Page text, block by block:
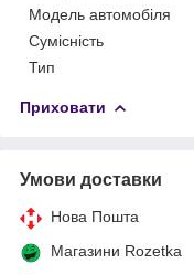
Модель автомобіля
Сумісність
Тип
Приховати
Умови доставки
Нова Пошта
Магазини Rozetka